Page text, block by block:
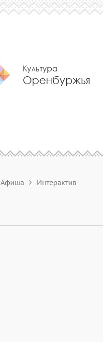
Культура
Оренбуржья
Афиша Интерактив